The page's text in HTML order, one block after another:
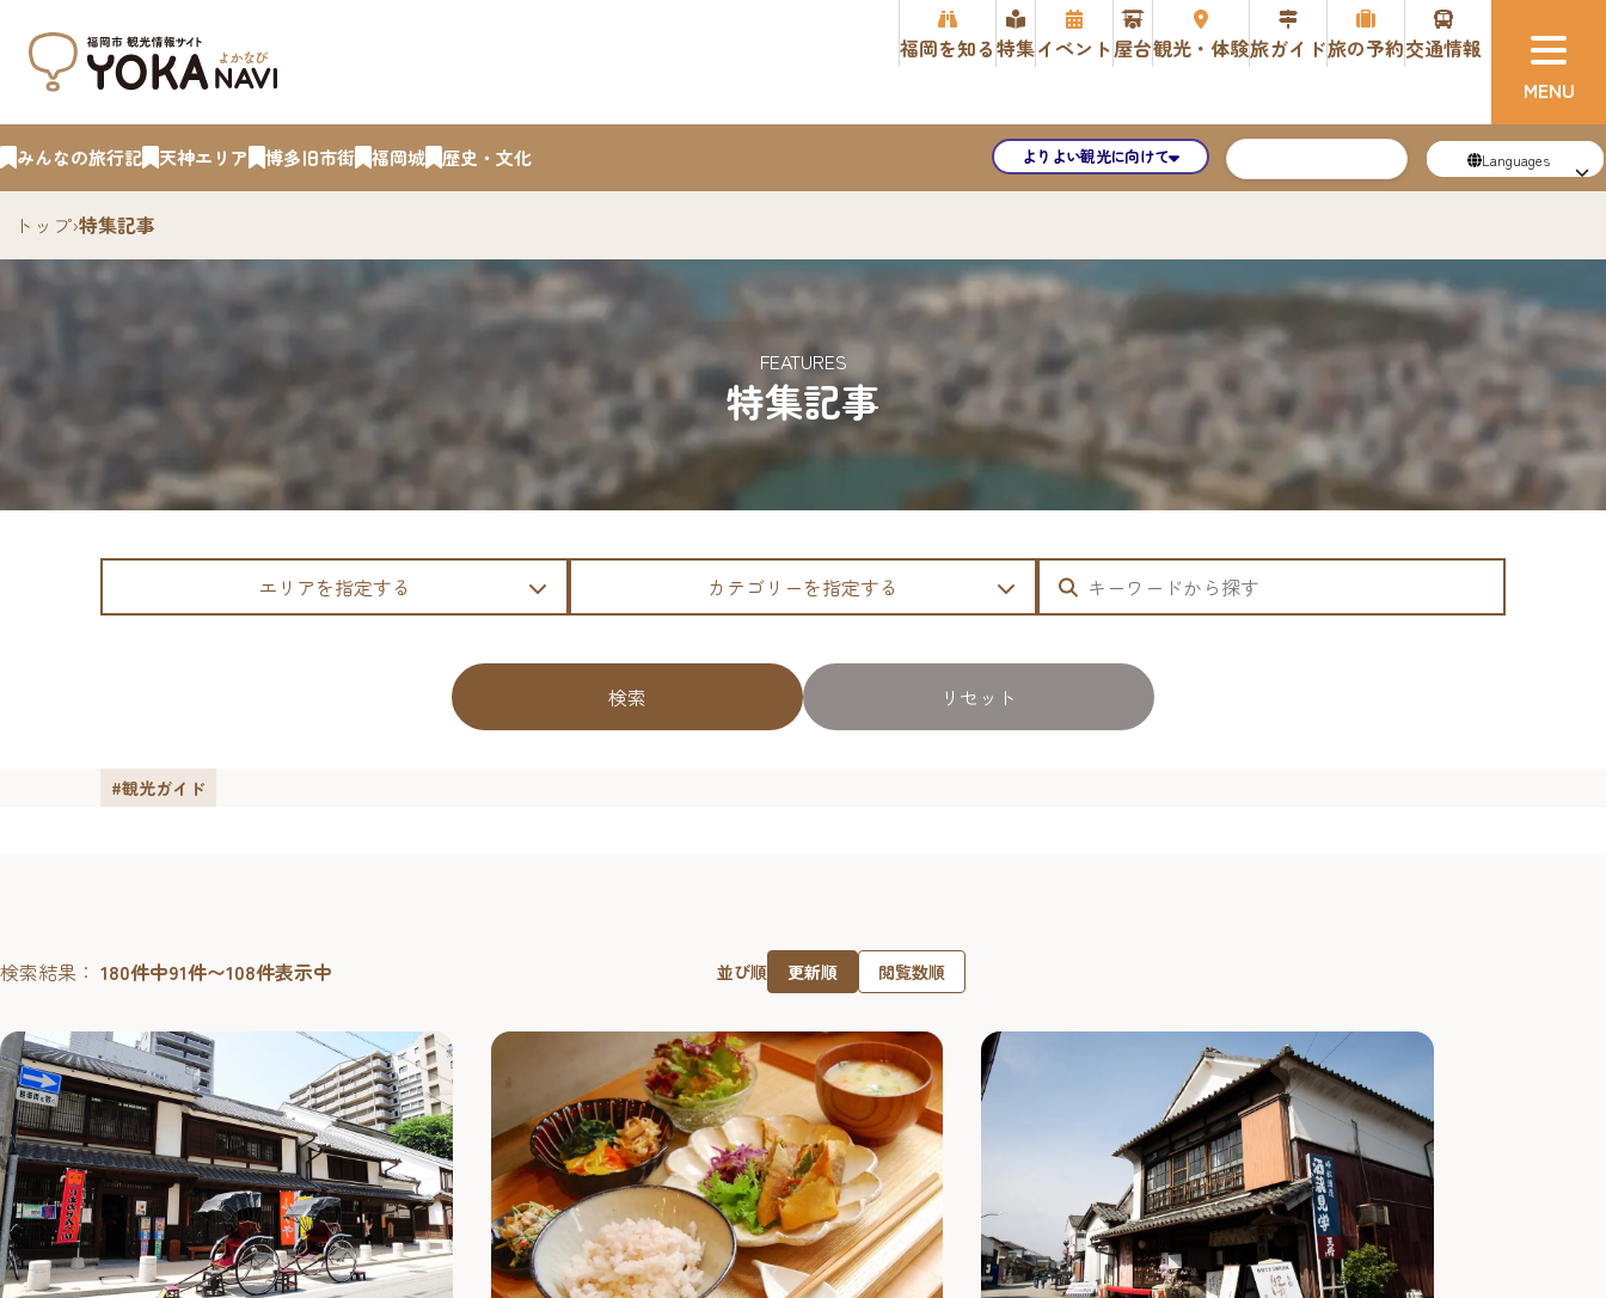
福岡を知る特集イベント屋台観光・体験旅ガイド旅の予約交通情報
みんなの旅行記 天神エリア 博多旧市街 福岡城 歴史・文化 よりよい観光に向けて Languages
トップ›特集記事
特集記事
FEATURES
エリアを指定する カテゴリーを指定する
検索 リセット
#観光ガイド
検索結果： 180件中91件〜108件表示中 並び順 更新順 閲覧数順